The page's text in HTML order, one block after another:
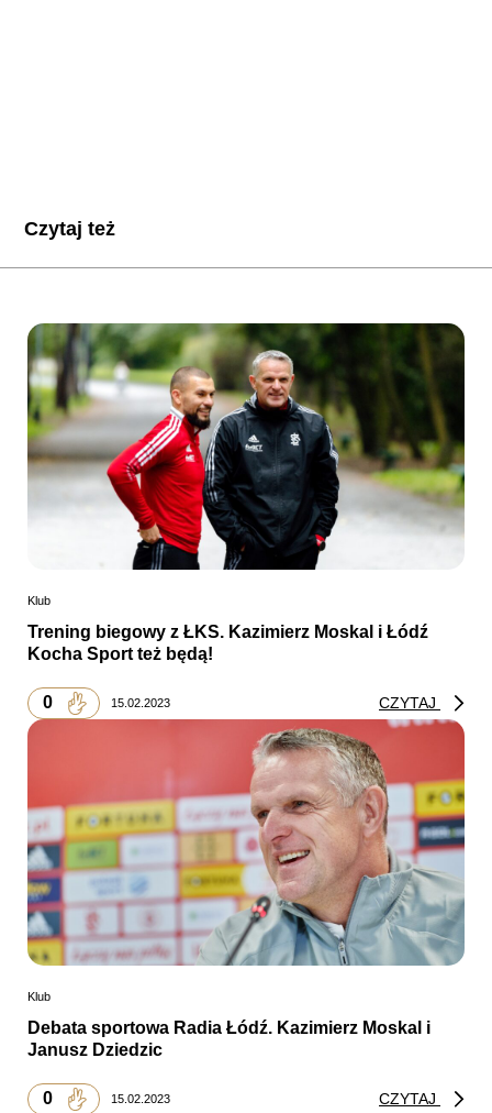
Czytaj też
Klub
Trening biegowy z ŁKS. Kazimierz Moskal i Łódź
Kocha Sport też będą!
0 15.02.2023 CZYTAJ
Klub
Debata sportowa Radia Łódź. Kazimierz Moskal i
Janusz Dziedzic
0 15.02.2023 CZYTAJ